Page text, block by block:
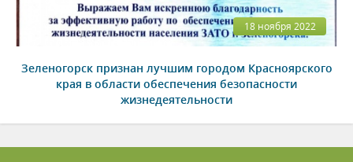
18 ноября 2022
Зеленогорск признан лучшим городом Красноярского
края в области обеспечения безопасности
жизнедеятельности